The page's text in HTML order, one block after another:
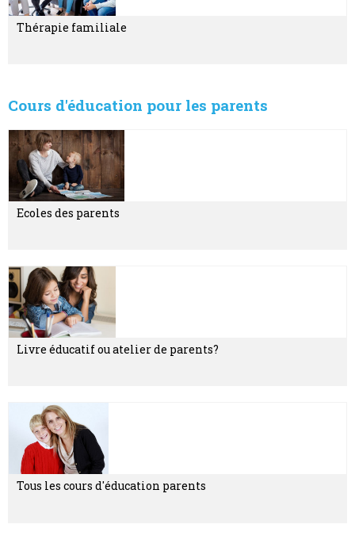
Thérapie familiale
Cours d'éducation pour les parents
Ecoles des parents
Livre éducatif ou atelier de parents?
Tous les cours d'éducation parents